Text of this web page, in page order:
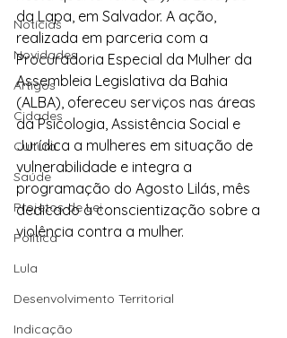
Notícias
Novidades
Artigos
Cidades
Cultura
Saúde
Projetos de Lei
Política
Lula
Desenvolvimento Territorial
Indicação
da Lapa, em Salvador. A ação,
realizada em parceria com a
Procuradoria Especial da Mulher da
Assembleia Legislativa da Bahia
(ALBA), ofereceu serviços nas áreas
da Psicologia, Assistência Social e
Jurídica a mulheres em situação de
vulnerabilidade e integra a
programação do Agosto Lilás, mês
dedicado à conscientização sobre a
violência contra a mulher.